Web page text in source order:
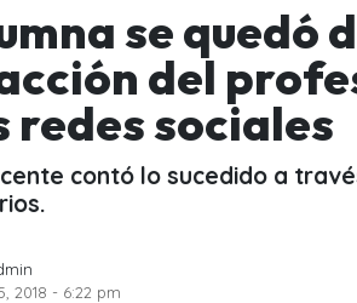
se quedó
del
redes sociales
contó lo sucedido a
2018 - 6:22 pm